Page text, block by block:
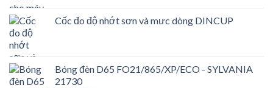
Cốc đo độ nhớt sơn và mưc dòng DINCUP
Bóng đèn D65 FO21/865/XP/ECO - SYLVANIA
21730